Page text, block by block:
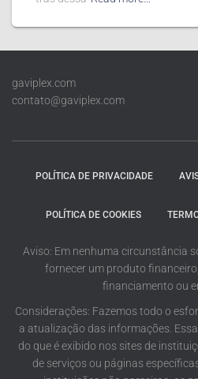
gaviplex.com
contato@gaviplex.com
POLÍTICA DE PRIVACIDADE
POLÍTICA DE COOKIES
Aviso: Em nenhuma circunstância
fornecer um produto
financiamento ou
Considerações: Fazemos todo o
a atualização das informações.
do que é exibido nos sites de
de serviços ou páginas